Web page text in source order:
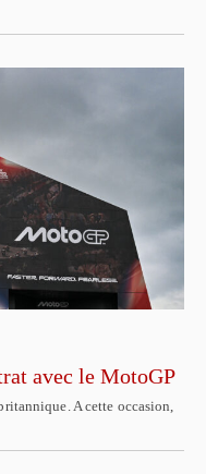
avec le MotoGP
A cette occasion,